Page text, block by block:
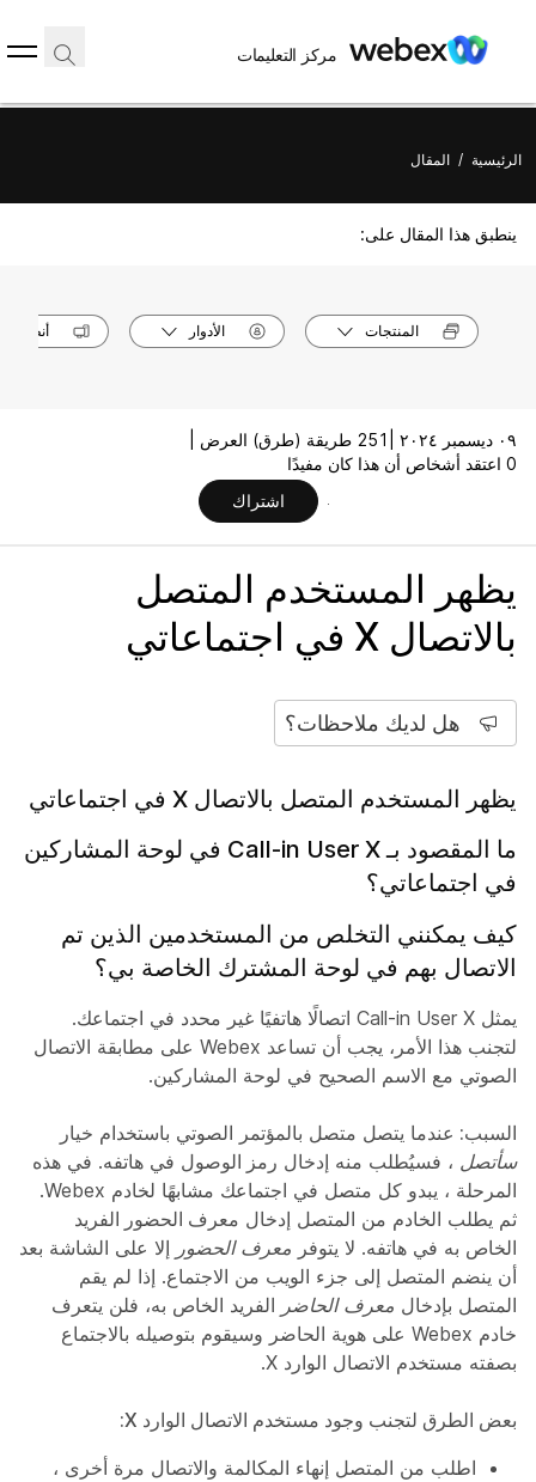
مركز التعليمات
الرئيسية / المقال
ينطبق هذا المقال على:
المنتجات الأدوار أنظمة
٠٩ ديسمبر ٢٠٢٤ |
251 طريقة (طرق) العرض |
0 اعتقد أشخاص أن هذا كان مفيدًا
اشتراك
يظهر المستخدم المتصل
بالاتصال X في اجتماعاتي
هل لديك ملاحظات؟
يظهر المستخدم المتصل بالاتصال X في اجتماعاتي
ما المقصود بـ Call-in User X في لوحة المشاركين
في اجتماعاتي؟
كيف يمكنني التخلص من المستخدمين الذين تم
الاتصال بهم في لوحة المشترك الخاصة بي؟
يمثل Call-in User X اتصالًا هاتفيًا غير محدد في اجتماعك.
لتجنب هذا الأمر، يجب أن تساعد Webex على مطابقة الاتصال
الصوتي مع الاسم الصحيح في لوحة المشاركين.
السبب: عندما يتصل متصل بالمؤتمر الصوتي باستخدام خيار
سأتصل ، فسيُطلب منه إدخال رمز الوصول في هاتفه. في هذه
المرحلة ، يبدو كل متصل في اجتماعك مشابهًا لخادم Webex.
ثم يطلب الخادم من المتصل إدخال معرف الحضور الفريد
الخاص به في هاتفه. لا يتوفر معرف الحضور إلا على الشاشة بعد
أن ينضم المتصل إلى جزء الويب من الاجتماع. إذا لم يقم
المتصل بإدخال معرف الحاضر الفريد الخاص به، فلن يتعرف
خادم Webex على هوية الحاضر وسيقوم بتوصيله بالاجتماع
بصفته مستخدم الاتصال الوارد X.
بعض الطرق لتجنب وجود مستخدم الاتصال الوارد X:
اطلب من المتصل إنهاء المكالمة والاتصال مرة أخرى ،